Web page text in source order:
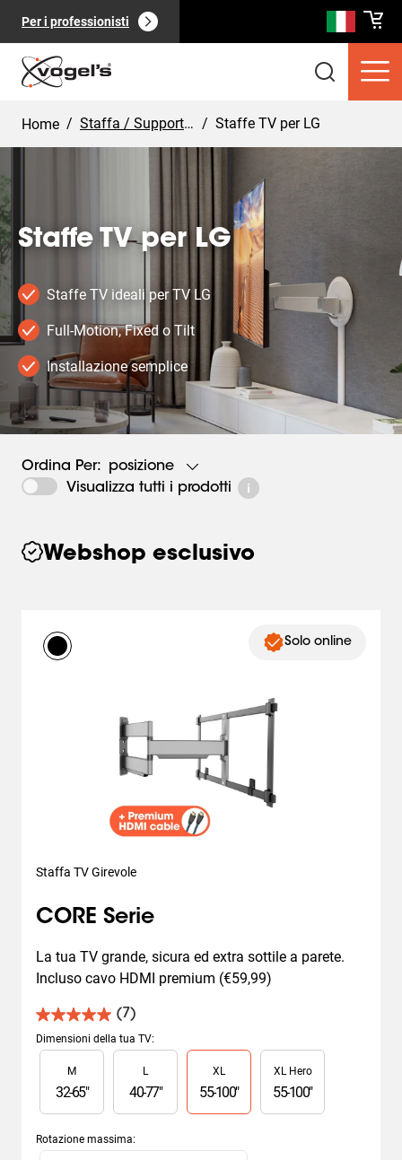
Per i professionisti
Prodotti di consumo (0):
Pagine(0):
Home / Staffa / Supporto per TV / Staffe TV per LG
Staffe TV per LG
Staffe TV ideali per TV LG
Full-Motion, Fixed o Tilt
Installazione semplice
Ordina Per:
posizione
Visualizza tutti i prodotti
Webshop esclusivo
Solo online
Staffa TV Girevole
CORE Serie
La tua TV grande, sicura ed extra sottile a parete.
Incluso cavo HDMI premium (€59,99)
(7)
5.0
su
5
stelle.
recensioni
Dimensioni della tua TV:
Slide 1 of 4
M
32-65"
L
40-77"
XL
55-100"
XL Hero
55-100"
Rotazione massima: